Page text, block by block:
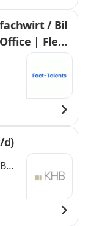
/ Bil
| Flexi
d)